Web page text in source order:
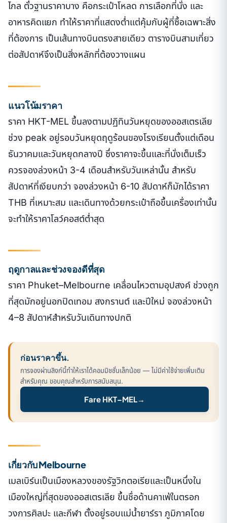
ไกล ตั๋วฐานราคาบาง คือกระเป๋าโหลด การเลือกที่นั่ง และ
อาหารคิดแยก ทำให้ราคาที่แสดงต่ำแต่คุ้มกับผู้ที่ซื้อเฉพาะสิ่ง
ที่ต้องการ เป็นเส้นทางบินตรงสายเดียว ตารางบินสามเที่ยว
ต่อสัปดาห์จึงเป็นสิ่งหลักที่ต้องวางแผน
แนวโน้มราคา
ราคา HKT-MEL ขึ้นลงตามปฏิทินวันหยุดของออสเตรเลีย
ช่วง peak อยู่รอบวันหยุดฤดูร้อนของโรงเรียนตั้งแต่เดือน
ธันวาคมและวันหยุดกลางปี ซึ่งราคาจะขึ้นและที่นั่งเต็มเร็ว
ควรจองล่วงหน้า 3-4 เดือนสำหรับวันเหล่านั้น สำหรับ
สัปดาห์ที่เงียบกว่า จองล่วงหน้า 6-10 สัปดาห์ก็มักได้ราคา
THB ที่เหมาะสม และเดินทางด้วยกระเป๋าถือขึ้นเครื่องเท่านั้น
จะทำให้ราคาโลว์คอสต์ต่ำสุด
ฤดูกาลและช่วงจองดีที่สุด
ราคา Phuket–Melbourne เคลื่อนไหวตามอุปสงค์ ช่วงถูก
ที่สุดมักอยู่นอกปิดเทอม สงกรานต์ และปีใหม่ จองล่วงหน้า
4–8 สัปดาห์สำหรับวันเดินทางปกติ
ก่อนราคาขึ้น.
การจองผ่านลิงก์นี้ทำให้เราได้คอมมิชชั่นเล็กน้อย — ไม่มีค่าใช้จ่ายเพิ่มเติม
สำหรับคุณ ขอบคุณสำหรับการสนับสนุน.
Fare HKT–MEL→
เกี่ยวกับ Melbourne
เมลเบิร์นเป็นเมืองหลวงของรัฐวิกตอเรียและเป็นหนึ่งใน
เมืองใหญ่ที่สุดของออสเตรเลีย ขึ้นชื่อด้านคาเฟ่ในตรอก
วงการศิลปะ และกีฬา ตั้งอยู่รอบแม่น้ำยาร์รา ภูมิภาคโดย